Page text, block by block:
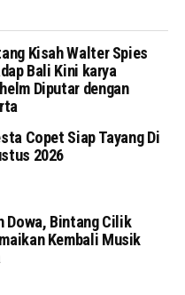
Kisah Walter Spies
Bali Kini karya
Diputar dengan
Copet Siap Tayang Di
2026
Dowa, Bintang Cilik
Kembali Musik